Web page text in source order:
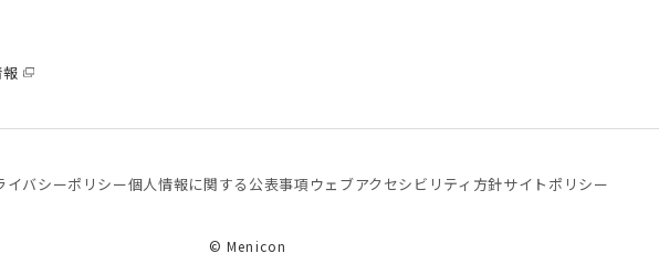
イバシーポリシー個⼈情報に関する公表事項 ウェブアクセシビリティ方針サイトポリシー
© Menicon